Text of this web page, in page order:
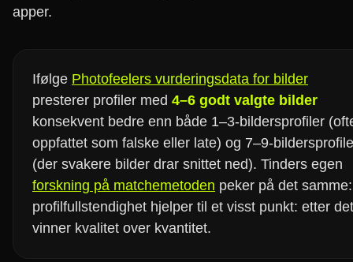
apper.
Ifølge Photofeelers vurderingsdata for bilder
presterer profiler med 4–6 godt valgte bilder
konsekvent bedre enn både 1–3-bildersprofiler
oppfattet som falske eller late) og 7–9-
(der svakere bilder drar snittet ned). Tinders egen
forskning på matchemetoden peker på det samme:
profilfullstendighet hjelper til et visst punkt: etter det
vinner kvalitet over kvantitet.